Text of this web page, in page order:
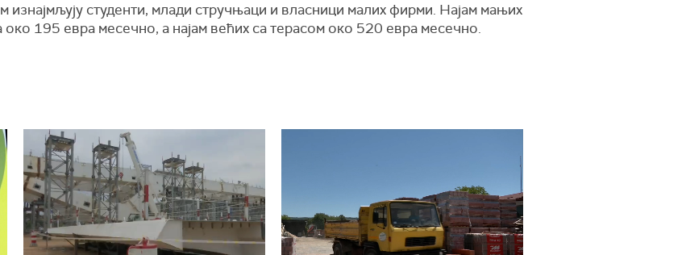
изнајмљују студенти, млади стручњаци и власници малих фирми. Најам мањих
око 195 евра месечно, а најам већих са терасом око 520 евра месечно.